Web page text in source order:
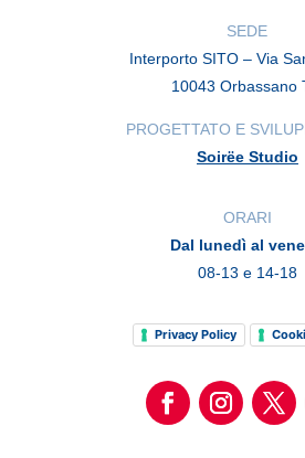
SEDE
Interporto SITO – Via
10043 Orbassano
PROGETTATO E
Soirëe Studio
ORARI
Dal lunedì al
08-13 e 14-18
Privacy Policy